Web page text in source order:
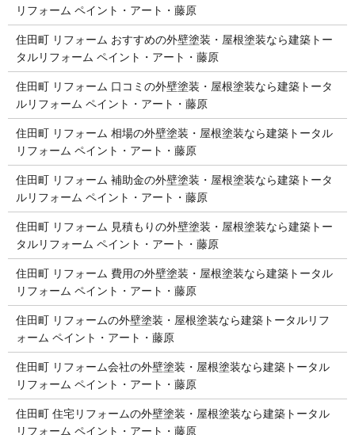
リフォーム ペイント・アート・藤原
住田町 リフォーム おすすめの外壁塗装・屋根塗装なら建築トー
タルリフォーム ペイント・アート・藤原
住田町 リフォーム 口コミの外壁塗装・屋根塗装なら建築トータ
ルリフォーム ペイント・アート・藤原
住田町 リフォーム 相場の外壁塗装・屋根塗装なら建築トータル
リフォーム ペイント・アート・藤原
住田町 リフォーム 補助金の外壁塗装・屋根塗装なら建築トータ
ルリフォーム ペイント・アート・藤原
住田町 リフォーム 見積もりの外壁塗装・屋根塗装なら建築トー
タルリフォーム ペイント・アート・藤原
住田町 リフォーム 費用の外壁塗装・屋根塗装なら建築トータル
リフォーム ペイント・アート・藤原
住田町 リフォームの外壁塗装・屋根塗装なら建築トータルリフ
ォーム ペイント・アート・藤原
住田町 リフォーム会社の外壁塗装・屋根塗装なら建築トータル
リフォーム ペイント・アート・藤原
住田町 住宅リフォームの外壁塗装・屋根塗装なら建築トータル
リフォーム ペイント・アート・藤原